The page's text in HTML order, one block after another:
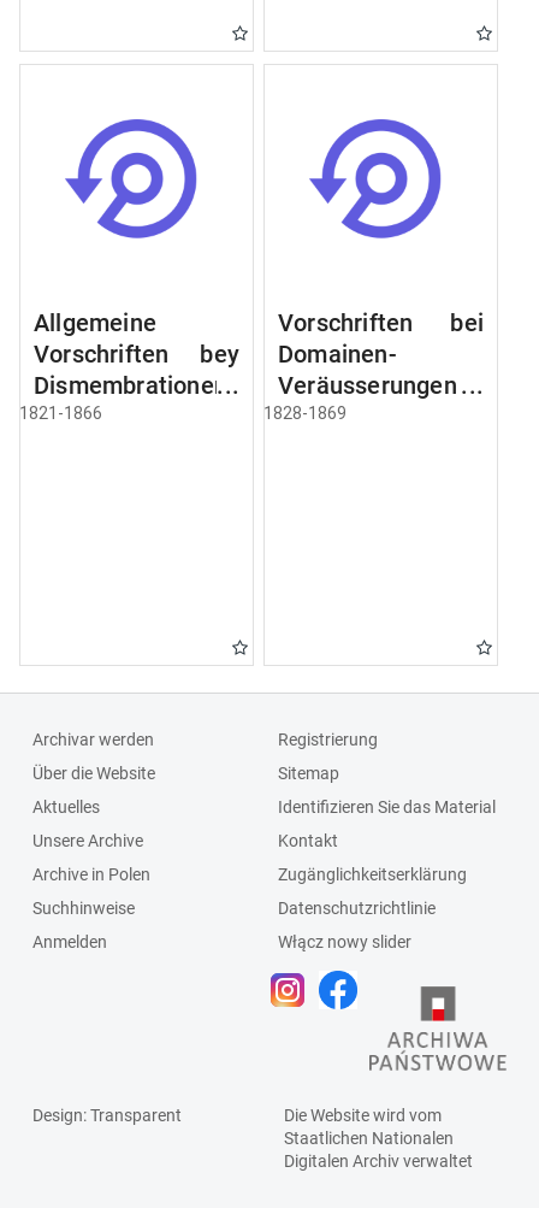
Allgemeine
Vorschriften bey
Dismembrationen
Domainen-
1821-1866
Vorschriften bei
Domainen-
Veräusserungen
und
1828-1869
Archivar werden
Über die Website
Aktuelles
Unsere Archive
Archive in Polen
Suchhinweise
Anmelden
Registrierung
Sitemap
Identifizieren Sie das Material
Kontakt
Zugänglichkeitserklärung
Datenschutzrichtlinie
Włącz nowy slider
Design: Transparent
Die Website wird vom
Staatlichen Nationalen
Digitalen Archivverwaltet